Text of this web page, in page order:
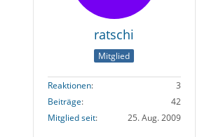
ratschi
Mitglied
Reaktionen
3
Beiträge
42
Mitglied seit
25. Aug. 2009